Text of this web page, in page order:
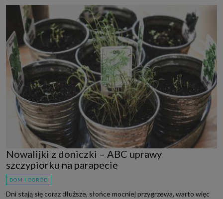
Nowalijki z doniczki – ABC uprawy
szczypiorku na parapecie
DOM I OGRÓD
Dni stają się coraz dłuższe, słońce mocniej przygrzewa, warto więc